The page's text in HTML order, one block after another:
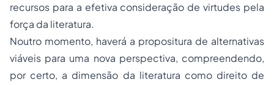
recursos para a efetiva consideração de virtudes pela
força da literatura.
Noutro momento, haverá a propositura de alternativas
viáveis para uma nova perspectiva, compreendendo,
por certo, a dimensão da literatura como direito de